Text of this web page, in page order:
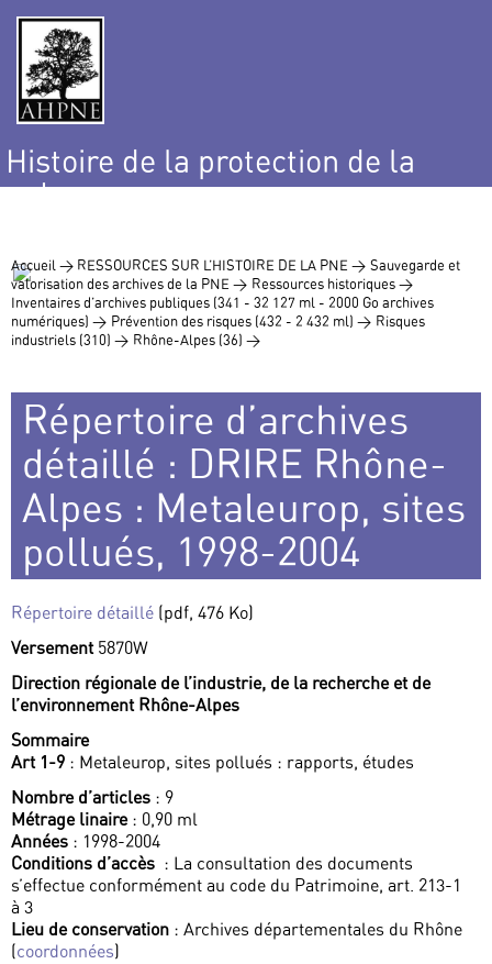
Histoire de la protection de la
nature
Accueil > RESSOURCES SUR L’HISTOIRE DE LA PNE > Sauvegarde et
valorisation des archives de la PNE > Ressources historiques >
Inventaires d’archives publiques (341 - 32 127 ml - 2000 Go archives
numériques) > Prévention des risques (432 - 2 432 ml) > Risques
industriels (310) > Rhône-Alpes (36) >
Répertoire d’archives
détaillé : DRIRE Rhône-
Alpes : Metaleurop, sites
pollués, 1998-2004
Répertoire détaillé (pdf, 476 Ko)
Versement 5870W
Direction régionale de l’industrie, de la recherche et de
l’environnement Rhône-Alpes
Sommaire
Art 1-9 : Metaleurop, sites pollués : rapports, études
Nombre d’articles : 9
Métrage linaire: 0,90 ml
Années : 1998-2004
Conditions d’accès : La consultation des documents
s’effectue conformément au code du Patrimoine, art. 213-1
à 3
Lieu de conservation : Archives départementales du Rhône
(coordonnées)